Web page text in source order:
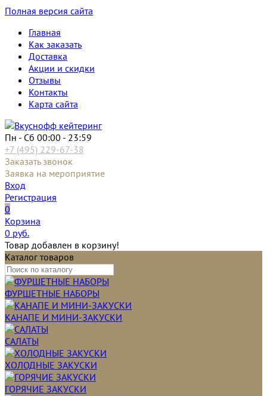
Полная версия сайта
Главная
Как заказать
Доставка
Акции и скидки
Отзывы
Контакты
Карта сайта
Пн - Сб 00:00 - 23:59
+7 (495) 229-67-38
Заказать звонок
Заявка на мероприятие
Вход
Регистрация
0
Корзина
0 руб.
Товар добавлен в корзину!
Каталог товаров
ФУРШЕТНЫЕ НАБОРЫ
КАНАПЕ И МИНИ-ЗАКУСКИ
САЛАТЫ
ХОЛОДНЫЕ ЗАКУСКИ
ГОРЯЧИЕ ЗАКУСКИ